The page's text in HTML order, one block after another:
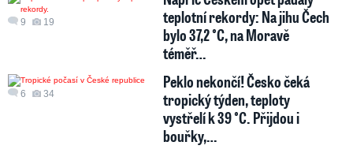
9 19
teplotní rekordy: Na jihu Čech
bylo 37,2 °C, na Moravě
téměř…
6 34
Peklo nekončí! Česko čeká
tropický týden, teploty
vystřelí k 39 °C. Přijdou i
bouřky,…